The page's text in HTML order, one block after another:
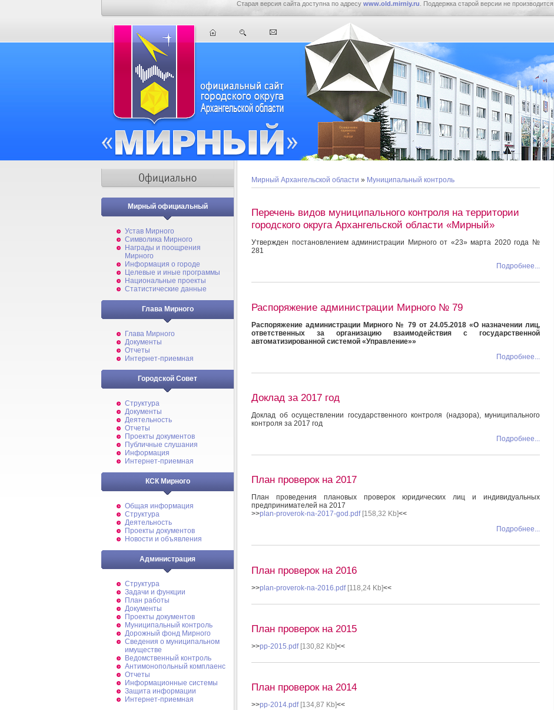
Старая версия сайта доступна по адресу www.old.mirniy.ru . Поддержка старой версии не производится.
Мирный официальный
Устав Мирного
Символика Мирного
Награды и поощрения
Мирного
Информация о городе
Целевые и иные программы
Национальные проекты
Статистические данные
Глава Мирного
Глава Мирного
Документы
Отчеты
Интернет-приемная
Городской Совет
Структура
Документы
Деятельность
Отчеты
Проекты документов
Публичные слушания
Информация
Интернет-приемная
КСК Мирного
Общая информация
Структура
Деятельность
Проекты документов
Новости и объявления
Администрация
Структура
Задачи и функции
План работы
Документы
Проекты документов
Муниципальный контроль
Дорожный фонд Мирного
Cведения о муниципальном
имуществе
Ведомственный контроль
Антимонопольный комплаенс
Отчеты
Информационные системы
Защита информации
Интернет-приемная
Мирный Архангельской области » Муниципальный контроль
Перечень видов муниципального контроля на территории
городского округа Архангельской области «Мирный»
Утвержден постановлением администрации Мирного от «23» марта 2020 года №
281
Подробнее...
Распоряжение администрации Мирного № 79
Распоряжение администрации Мирного № 79 от 24.05.2018 «О назначении лиц,
ответственных за организацию взаимодействия с государственной
автоматизированной системой «Управление»»
Подробнее...
Доклад за 2017 год
Доклад об осуществлении государственного контроля (надзора), муниципального
контроля за 2017 год
Подробнее...
План проверок на 2017
План проведения плановых проверок юридических лиц и индивидуальных
предпринимателей на 2017
>>plan-proverok-na-2017-god.pdf[158,32 Kb]<<
Подробнее...
План проверок на 2016
>>plan-proverok-na-2016.pdf[118,24 Kb]<<
План проверок на 2015
>>pp-2015.pdf[130,82 Kb]<<
План проверок на 2014
>>pp-2014.pdf[134,87 Kb]<<